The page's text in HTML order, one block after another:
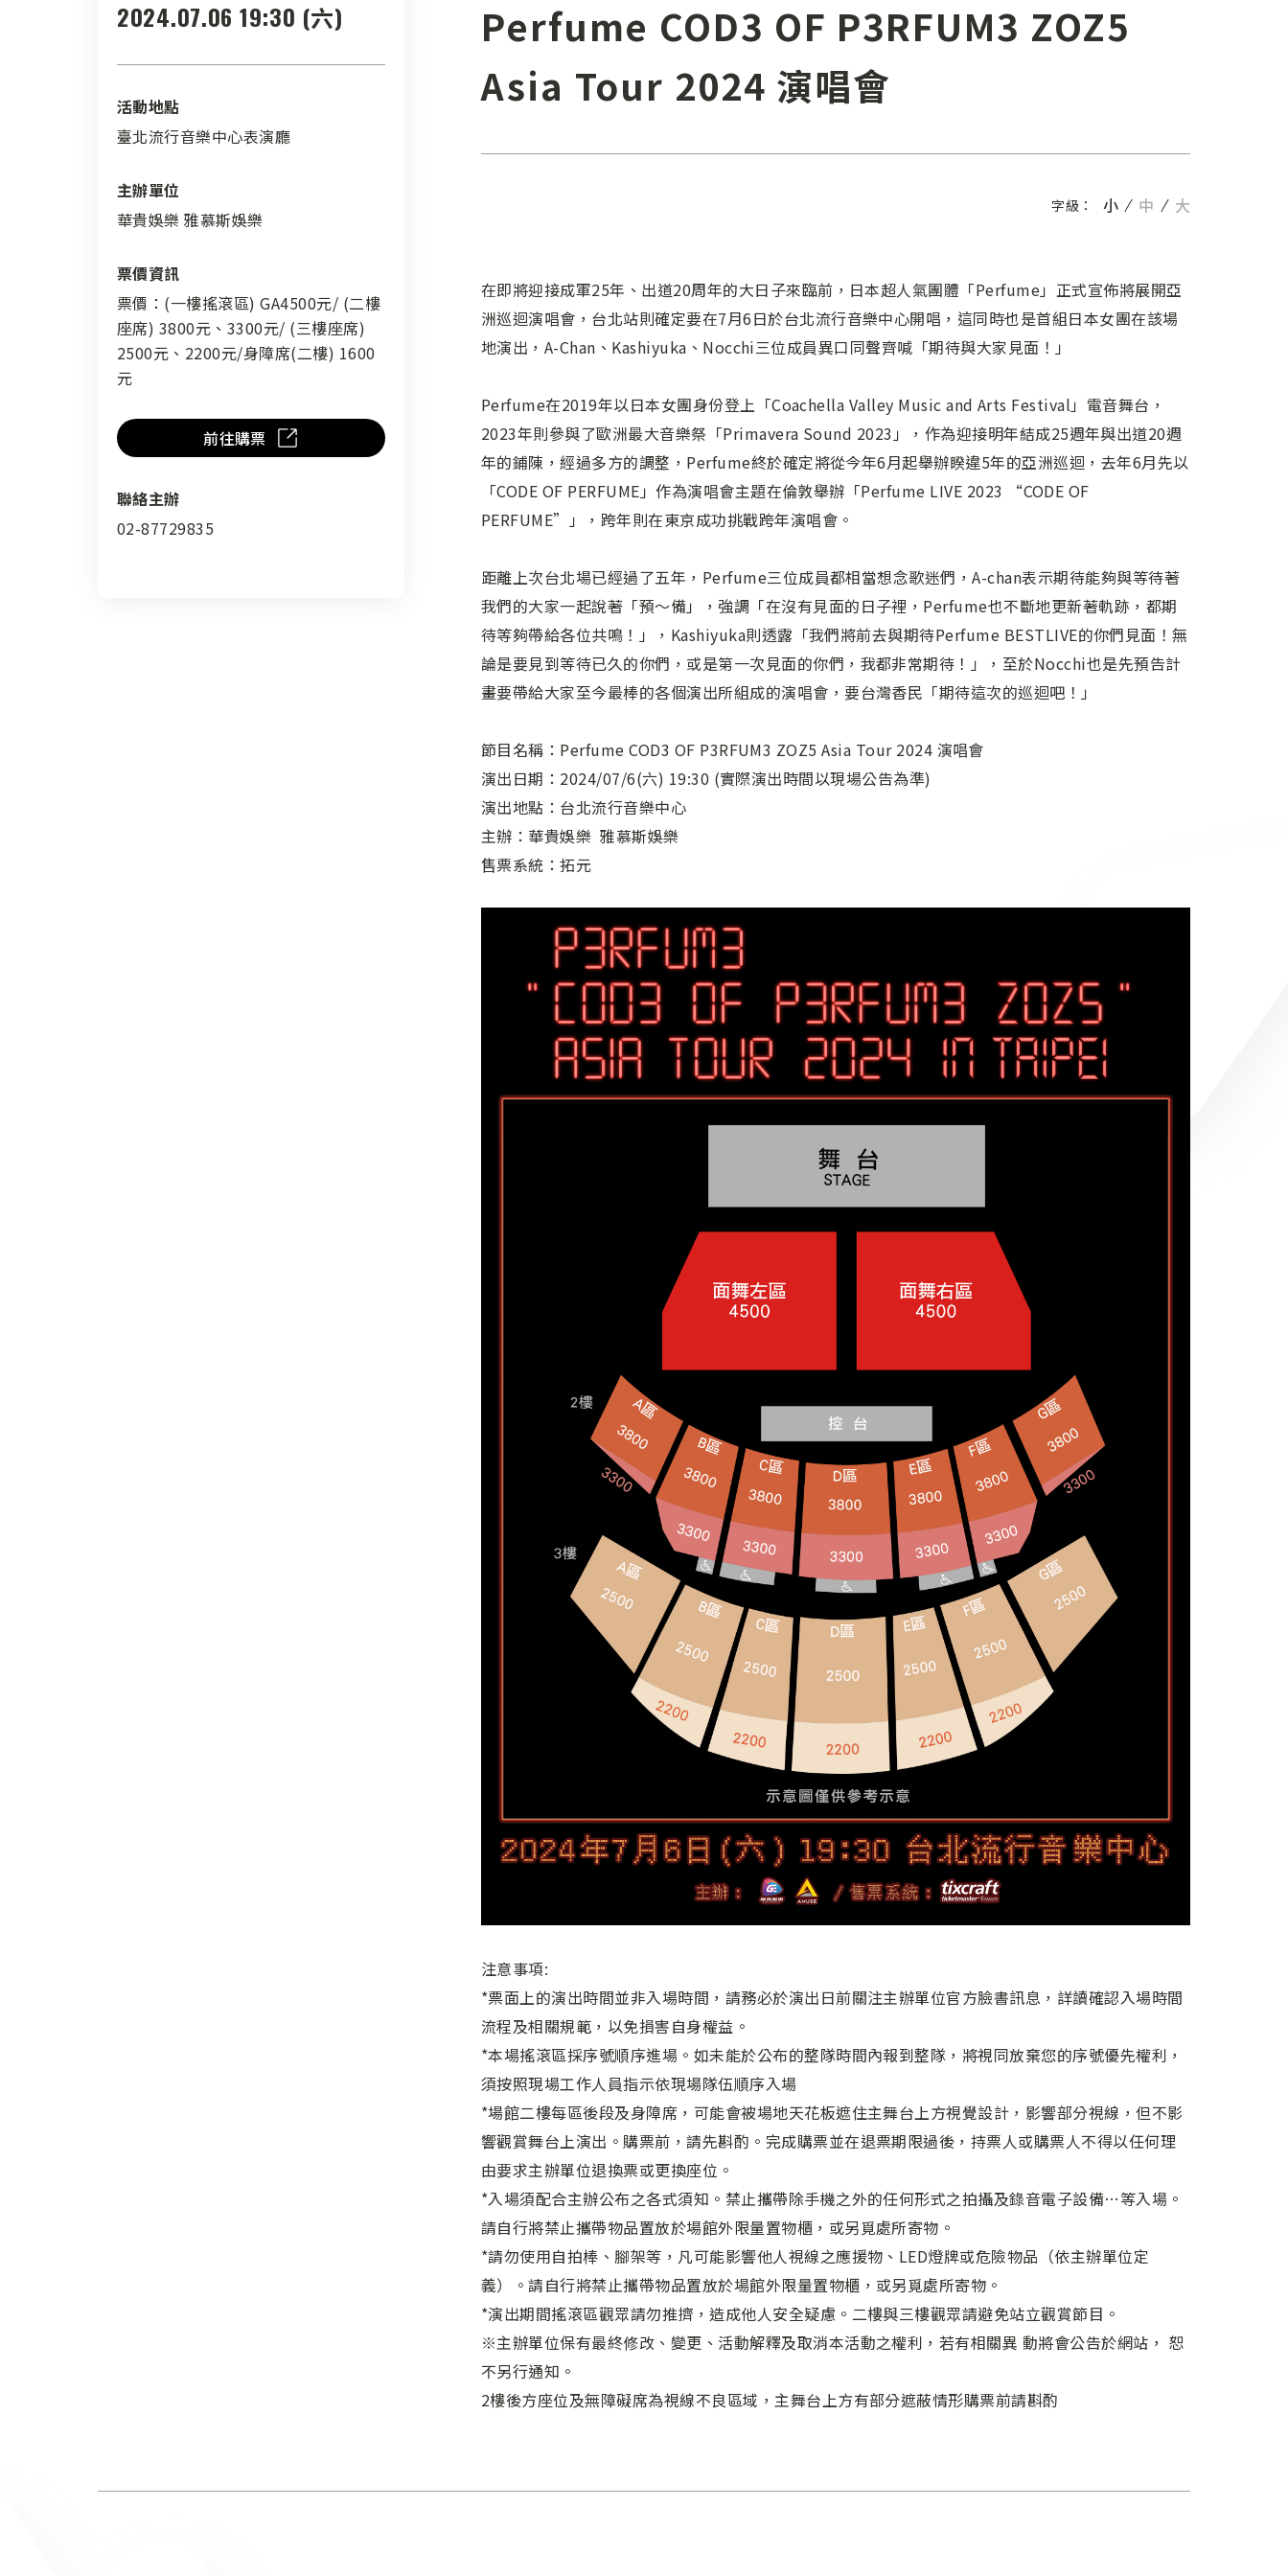
2024.07.06 19:30 (六)
活動地點
臺北流行音樂中心表演廳
主辦單位
華貴娛樂 雅慕斯娛樂
票價資訊
票價：(一樓搖滾區) GA4500元/ (二樓
座席) 3800元、3300元/ (三樓座席)
2500元、2200元/身障席(二樓) 1600
元
前往購票
聯絡主辦
02-87729835
Perfume COD3 OF P3RFUM3 ZOZ5
Asia Tour 2024 演唱會
字級： 小 中 大
在即將迎接成軍25年、出道20周年的大日子來臨前，日本超人氣團體「Perfume」正式宣佈將展開亞
洲巡迴演唱會，台北站則確定要在7月6日於台北流行音樂中心開唱，這同時也是首組日本女團在該場
地演出，A-Chan、Kashiyuka、Nocchi三位成員異口同聲齊喊「期待與大家見面！」
Perfume在2019年以日本女團身份登上「Coachella Valley Music and Arts Festival」電音舞台，
2023年則參與了歐洲最大音樂祭「Primavera Sound 2023」，作為迎接明年結成25週年與出道20週
年的鋪陳，經過多方的調整，Perfume終於確定將從今年6月起舉辦睽違5年的亞洲巡迴，去年6月先以
「CODE OF PERFUME」作為演唱會主題在倫敦舉辦「Perfume LIVE 2023 “CODE OF
PERFUME”」，跨年則在東京成功挑戰跨年演唱會。
距離上次台北場已經過了五年，Perfume三位成員都相當想念歌迷們，A-chan表示期待能夠與等待著
我們的大家一起說著「預～備」，強調「在沒有見面的日子裡，Perfume也不斷地更新著軌跡，都期
待等夠帶給各位共鳴！」，Kashiyuka則透露「我們將前去與期待Perfume BESTLIVE的你們見面！無
論是要見到等待已久的你們，或是第一次見面的你們，我都非常期待！」，至於Nocchi也是先預告計
畫要帶給大家至今最棒的各個演出所組成的演唱會，要台灣香民「期待這次的巡迴吧！」
節目名稱：Perfume COD3 OF P3RFUM3 ZOZ5 Asia Tour 2024 演唱會
演出日期：2024/07/6(六) 19:30 (實際演出時間以現場公告為準)
演出地點：台北流行音樂中心
主辦：華貴娛樂 雅慕斯娛樂
售票系統：拓元
注意事項:
*票面上的演出時間並非入場時間，請務必於演出日前關注主辦單位官方臉書訊息，詳讀確認入場時間
流程及相關規範，以免損害自身權益。
*本場搖滾區採序號順序進場。如未能於公布的整隊時間內報到整隊，將視同放棄您的序號優先權利，
須按照現場工作人員指示依現場隊伍順序入場
*場館二樓每區後段及身障席，可能會被場地天花板遮住主舞台上方視覺設計，影響部分視線，但不影
響觀賞舞台上演出。購票前，請先斟酌。完成購票並在退票期限過後，持票人或購票人不得以任何理
由要求主辦單位退換票或更換座位。
*入場須配合主辦公布之各式須知。禁止攜帶除手機之外的任何形式之拍攝及錄音電子設備…等入場。
請自行將禁止攜帶物品置放於場館外限量置物櫃，或另覓處所寄物。
*請勿使用自拍棒、腳架等，凡可能影響他人視線之應援物、LED燈牌或危險物品（依主辦單位定
義）。請自行將禁止攜帶物品置放於場館外限量置物櫃，或另覓處所寄物。
*演出期間搖滾區觀眾請勿推擠，造成他人安全疑慮。二樓與三樓觀眾請避免站立觀賞節目。
※主辦單位保有最終修改、變更、活動解釋及取消本活動之權利，若有相關異 動將會公告於網站， 恕
不另行通知。
2樓後方座位及無障礙席為視線不良區域，主舞台上方有部分遮蔽情形購票前請斟酌